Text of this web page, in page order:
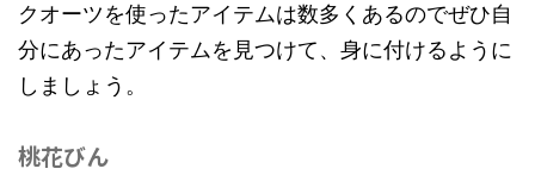
クオーツを使ったアイテムは数多くあるのでぜひ自
分にあったアイテムを見つけて、身に付けるように
しましょう。
桃花びん